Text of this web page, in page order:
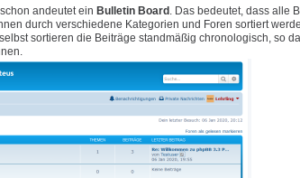
andeutet ein Bulletin Board . Das bedeutet, dass alle
durch verschiedene Kategorien und Foren sortiert
sortieren die Beiträge standmäßig chronologisch, so